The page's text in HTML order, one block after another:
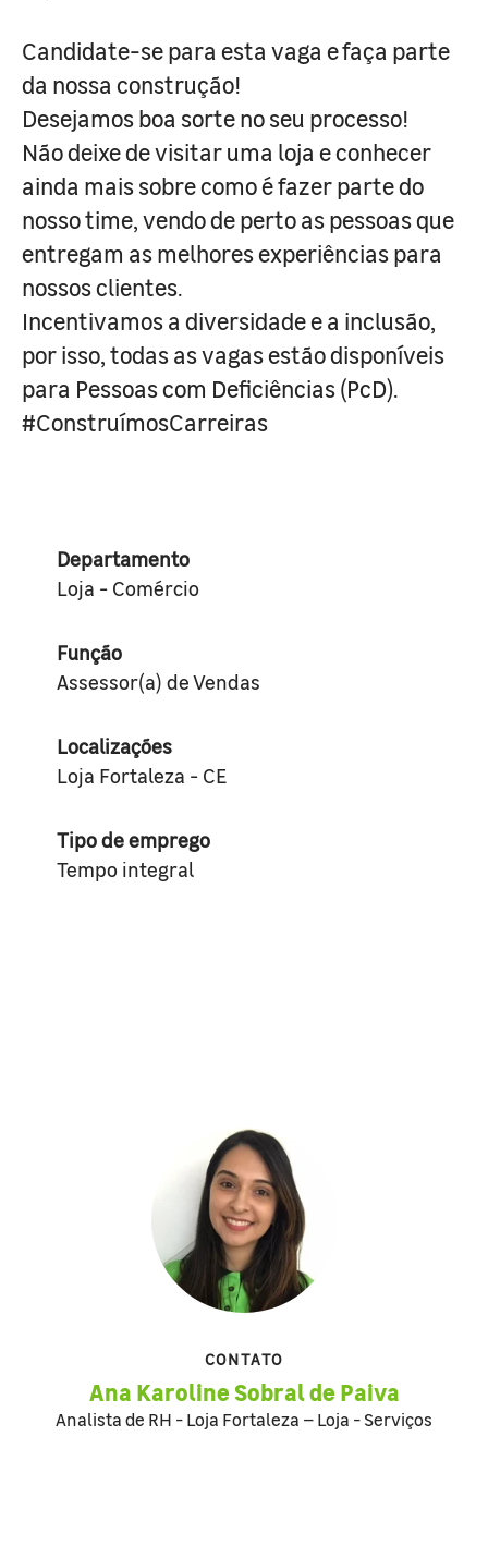
Candidate-se para esta vaga e faça parte
da nossa construção!
Desejamos boa sorte no seu processo!
Não deixe de visitar uma loja e conhecer
ainda mais sobre como é fazer parte do
nosso time, vendo de perto as pessoas que
entregam as melhores experiências para
nossos clientes.
Incentivamos a diversidade e a inclusão,
por isso, todas as vagas estão disponíveis
para Pessoas com Deficiências (PcD).
#ConstruímosCarreiras
Departamento
Loja - Comércio
Função
Assessor(a) de Vendas
Localizações
Loja Fortaleza - CE
Tipo de emprego
Tempo integral
CONTATO
Ana Karoline Sobral de Paiva
Analista de RH - Loja Fortaleza – Loja - Serviços